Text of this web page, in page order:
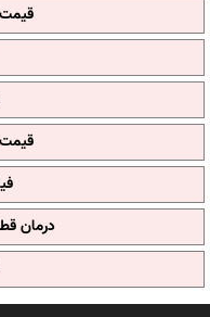
درمان